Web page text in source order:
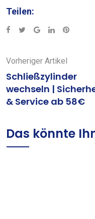
Teilen:
Google+LinkedInPinterest
Vorheriger Artikel
Schließzylinder
wechseln |
& Service ab 58€
Das könnte